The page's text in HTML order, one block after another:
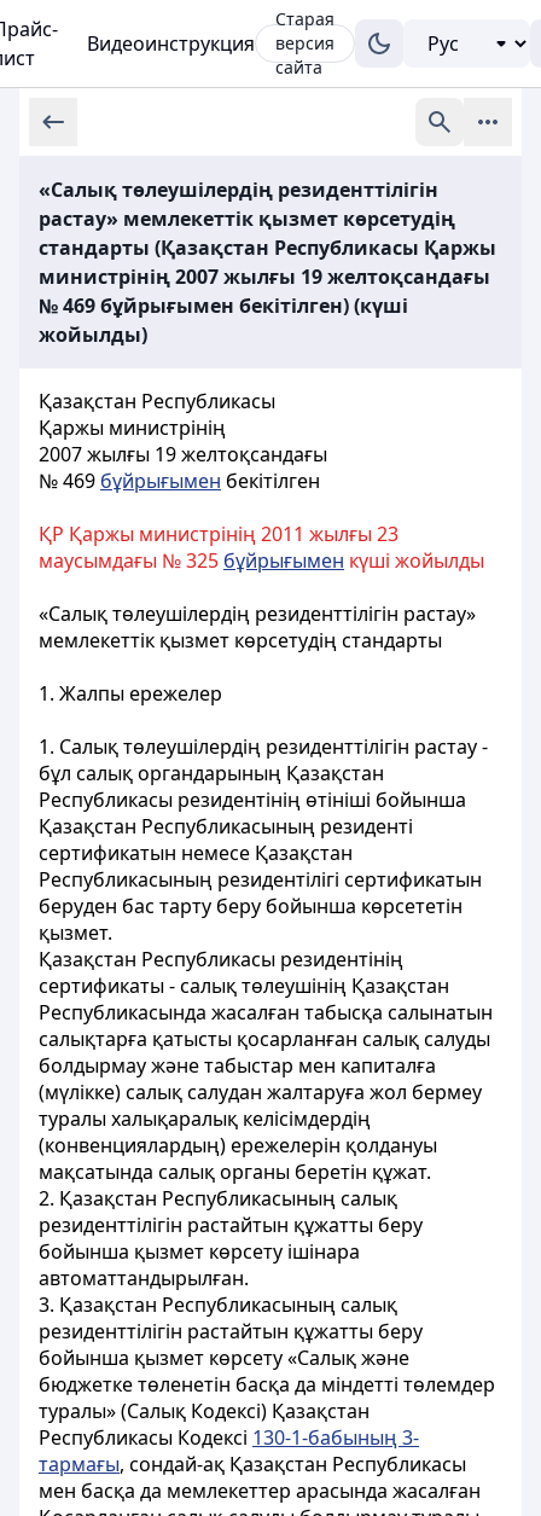
Видеоинструкция
Старая
версия
сайта
«Салық төлеушілердің резиденттілігін
растау» мемлекеттік қызмет көрсетудің
стандарты (Қазақстан Республикасы Қаржы
министрінің 2007 жылғы 19 желтоқсандағы
№ 469 бұйрығымен бекітілген) (күші
жойылды)
Қазақстан Республикасы
Қаржы министрінің
2007 жылғы 19 желтоқсандағы
№ 469 бұйрығымен бекітілген
ҚР Қаржы министрінің 2011 жылғы 23
маусымдағы № 325 бұйрығымен күші жойылды
«Салық төлеушілердің резиденттілігін растау»
мемлекеттік қызмет көрсетудің стандарты
1. Жалпы ережелер
1. Салық төлеушілердің резиденттілігін растау -
бұл салық органдарының Қазақстан
Республикасы резидентінің өтініші бойынша
Қазақстан Республикасының резиденті
сертификатын немесе Қазақстан
Республикасының резидентілігі сертификатын
беруден бас тарту беру бойынша көрсететін
қызмет.
Қазақстан Республикасы резидентінің
сертификаты - салық төлеушінің Қазақстан
Республикасында жасалған табысқа салынатын
салықтарға қатысты қосарланған салық салуды
болдырмау және табыстар мен капиталға
(мүлікке) салық салудан жалтаруға жол бермеу
туралы халықаралық келісімдердің
(конвенциялардың) ережелерін қолдануы
мақсатында салық органы беретін құжат.
2. Қазақстан Республикасының салық
резиденттілігін растайтын құжатты беру
бойынша қызмет көрсету ішінара
автоматтандырылған.
3. Қазақстан Республикасының салық
резиденттілігін растайтын құжатты беру
бойынша қызмет көрсету «Салық және
бюджетке төленетін басқа да міндетті төлемдер
туралы» (Салық Кодексі) Қазақстан
Республикасы Кодексі 130-1-бабының 3-
тармағы, сондай-ақ Қазақстан Республикасы
мен басқа да мемлекеттер арасында жасалған